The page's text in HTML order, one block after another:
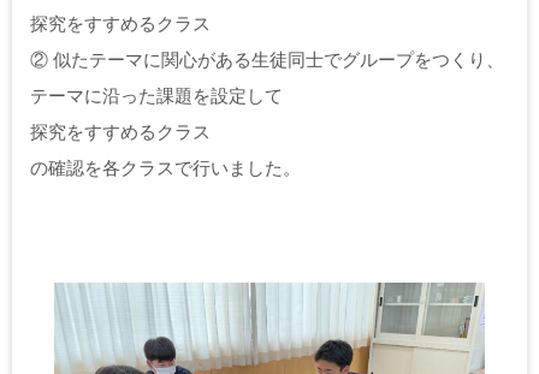
探究をすすめるクラス
② 似たテーマに関心がある生徒同士でグループをつくり、
テーマに沿った課題を設定して
探究をすすめるクラス
の確認を各クラスで行いました。